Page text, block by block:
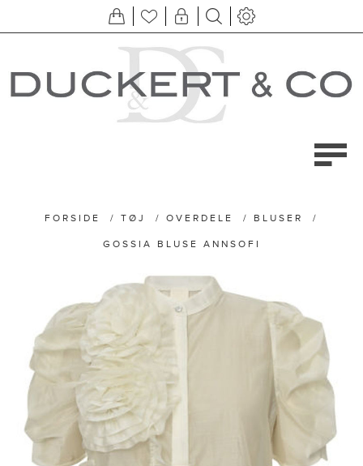
FORSIDE / TØJ / OVERDELE / BLUSER /
GOSSIA BLUSE ANNSOFI